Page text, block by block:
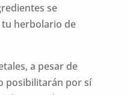
se
herbolario de
a pesar de
posibilitarán por sí